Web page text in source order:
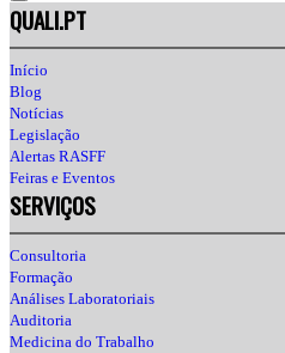
QUALI.PT
Início
Blog
Notícias
Legislação
Alertas RASFF
Feiras e Eventos
SERVIÇOS
Consultoria
Formação
Análises Laboratoriais
Auditoria
Medicina do Trabalho